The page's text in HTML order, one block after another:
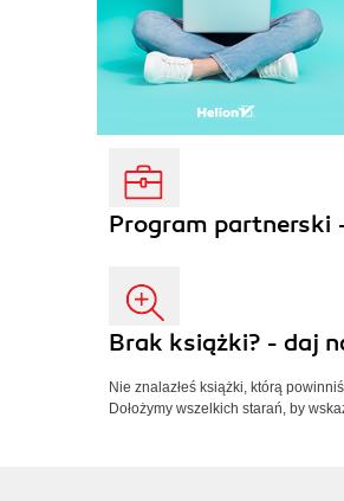
Program partnerski
Brak książki? - daj
Nie znalazłeś książki, którą
Dołożymy wszelkich starań, by